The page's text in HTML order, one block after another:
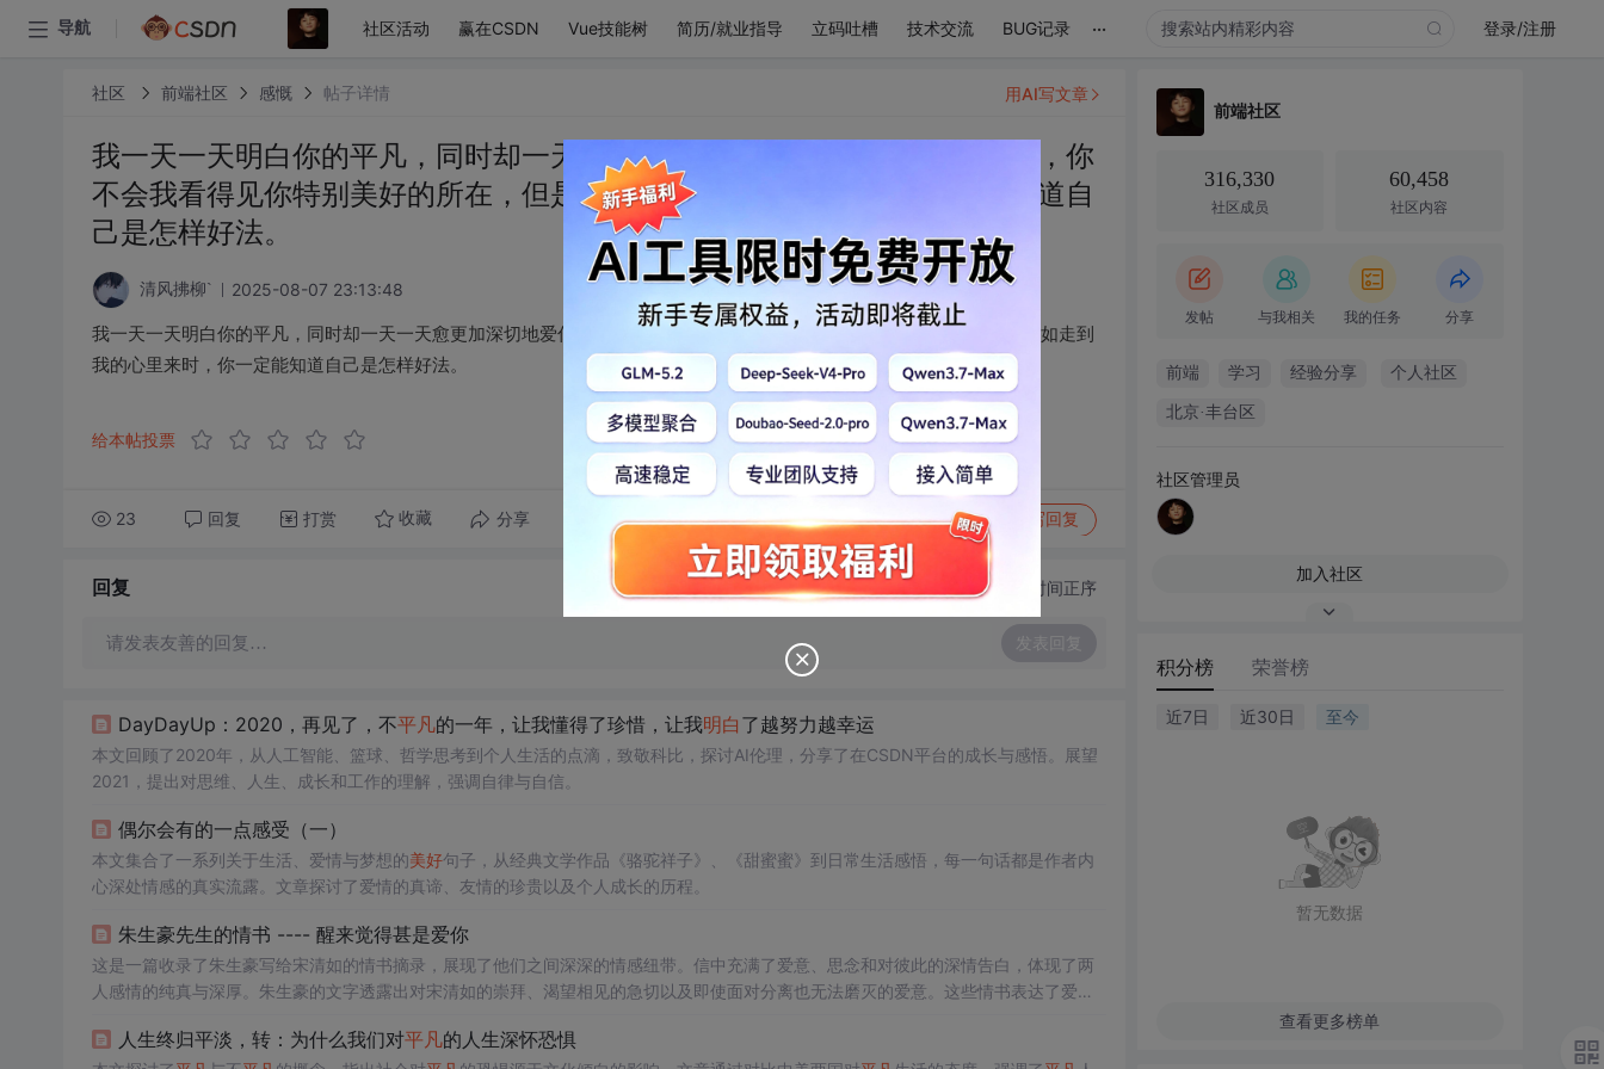
导航 社区活动 赢在CSDN Vue技能树 简历/就业指导 立码吐槽 技术交流 BUG记录 ... 登录/注册
社区 前端社区 感慨 帖子详情
我一天一天明白你的平凡，同时却一天一天愈更加深切地爱你。你如照镜子，你
不会我看得见你特别美好的所在，但是你如走到我的心里来时，你一定能知道自
己是怎样好法。
清风拂柳` 2025-08-07 23:13:48
我一天一天明白你的平凡，同时却一天一天愈更加深切地爱你。你如照镜子，你不会我看得见你特别美好的所在，但是你如走到
我的心里来时，你一定能知道自己是怎样好法。
给本帖投票
23 回复 打赏 收藏 分享 转发到动态 举报 写回复
用AI写文章
回复 切换为时间正序
请发表友善的回复… 发表回复
DayDayUp：2020，再见了，不平凡的一年，让我懂得了珍惜，让我明白 了越努力越幸运
本文回顾了2020年，从人工智能、篮球、哲学思考到个人生活的点滴，致敬科比，探讨AI伦理，分享了在CSDN平台的成长与感悟。展望
2021，提出对思维、人生、成长和工作的理解，强调自律与自信。
偶尔会有的一点感受（一）
本文集合了一系列关于生活、爱情与梦想的美好句子，从经典文学作品《骆驼祥子》、《甜蜜蜜》到日常生活感悟，每一句话都是作者内
心深处情感的真实流露。文章探讨了爱情的真谛、友情的珍贵以及个人成长的历程。
朱生豪先生的情书 ---- 醒来觉得甚是爱你
这是一篇收录了朱生豪写给宋清如的情书摘录，展现了他们之间深深的情感纽带。信中充满了爱意、思念和对彼此的深情告白，体现了两
人感情的纯真与深厚。朱生豪的文字透露出对宋清如的崇拜、渴望相见的急切以及即使面对分离也无法磨灭的爱意。这些情书表达了爱情
人生终归平淡，转：为什么我们对平凡的人生深怀恐惧
前端社区
316,330
社区成员
60,458
社区内容
发帖 与我相关 我的任务 分享
前端 学习 经验分享 个人社区
北京·丰台区
社区管理员
加入社区
积分榜 荣誉榜
近7日 近30日 至今
暂无数据
查看更多榜单